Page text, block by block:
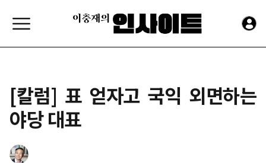
[칼럼] 표 얻자고 국익 외면하는
야당 대표